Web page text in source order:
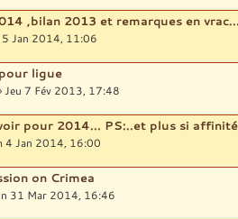
,bilan 2013 et remarques en
5 Jan 2014, 11:06
ligue
Jeu 7 Fév 2013, 17:48
pour 2014... PS:..et plus si
4 Jan 2014, 16:00
on Crimea
31 Mar 2014, 16:46